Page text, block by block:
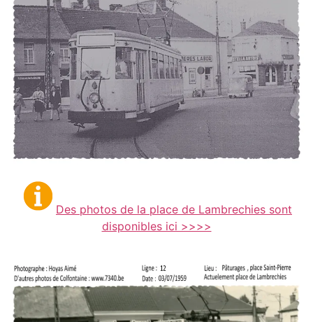
Des photos de la place de Lambrechies sont
disponibles ici >>>>